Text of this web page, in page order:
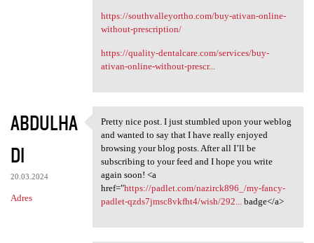
https://southvalleyortho.com/buy-ativan-online-
without-prescription/
https://quality-dentalcare.com/services/buy-
ativan-online-without-prescr...
ABDULHA
DI
20.03.2024
Adres
Pretty nice post. I just
Pretty nice post. I just stumbled upon your weblog
and wanted to say that I have really enjoyed
browsing your blog posts. After all I’ll be
subscribing to your feed and I hope you write
again soon! <a
href="https://padlet.com/nazirck896_/my-fancy-
padlet-qzds7jmsc8vkfht4/wish/292...
badge</a>